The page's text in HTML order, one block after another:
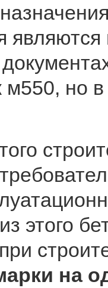
м550, но
этого
на